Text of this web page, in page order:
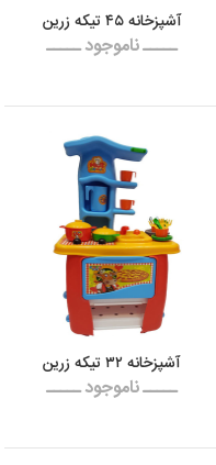
آشپزخانه ۴۵ تیکه زرین
ـــــ ناموجود ـــــ
آشپزخانه ۳۲ تیکه زرین
ـــــ ناموجود ـــــ